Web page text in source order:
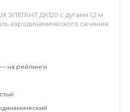
ЭЛЕГАНТ ДК120 с дугами 1,2 м
аэродинамического сечения
на рейлинги